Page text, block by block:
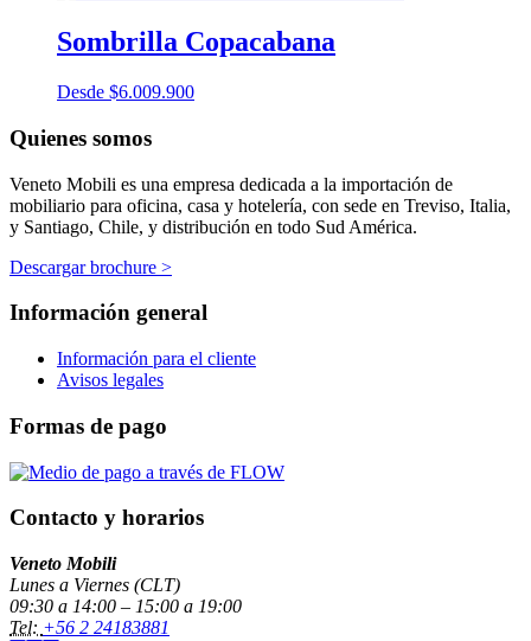
Sombrilla Copacabana
Desde $6.009.900
Quienes somos
Veneto Mobili es una empresa dedicada a la importación de
mobiliario para oficina, casa y hotelería, con sede en Treviso, Italia,
y Santiago, Chile, y distribución en todo Sud América.
Descargar brochure >
Información general
Información para el cliente
Avisos legales
Formas de pago
Contacto y horarios
Veneto Mobili
Lunes a Viernes (CLT)
09:30 a 14:00 – 15:00 a 19:00
Tel: +56 2 24183881